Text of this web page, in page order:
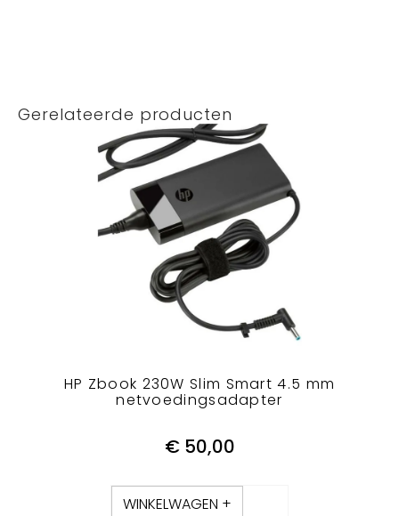
Gerelateerde producten
HP Zbook 230W Slim Smart 4.5 mm
netvoedingsadapter
€50,00
WINKELWAGEN +